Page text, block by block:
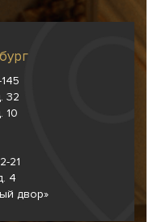
32
10
21
4
двор»